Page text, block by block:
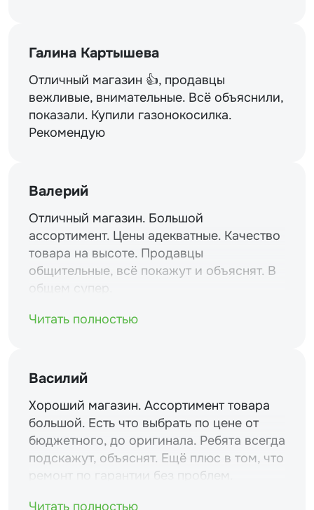
Галина Картышева
Отличный магазин 👍, продавцы
вежливые, внимательные. Всё объяснили,
показали. Купили газонокосилка.
Рекомендую
Валерий
Отличный магазин. Большой
ассортимент. Цены адекватные. Качество
товара на высоте. Продавцы
общительные, всё покажут и объяснят. В
общем супер.
Читать полностью
Василий
Хороший магазин. Ассортимент товара
большой. Есть что выбрать по цене от
бюджетного, до оригинала. Ребята всегда
подскажут, объяснят. Ещё плюс в том, что
ремонт по гарантии без проблем.
Читать полностью